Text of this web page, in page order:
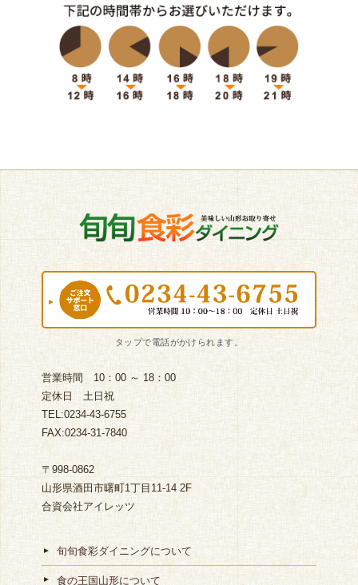
営業時間 10：00 ～ 18：00
定休日 土日祝
TEL:0234-43-6755
FAX:0234-31-7840
〒998-0862
山形県酒田市曙町1丁目11-14 2F
合資会社アイレッツ
旬旬食彩ダイニングについて
食の王国山形について